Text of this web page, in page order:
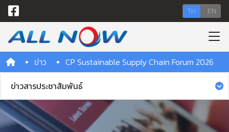
TH EN
ข่าว
CP Sustainable Supply Chain Forum 2026
ข่าวสารประชาสัมพันธ์